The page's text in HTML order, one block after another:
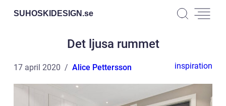
SUHOSKIDESIGN.se
Det ljusa rummet
17 april 2020 Alice Pettersson inspiration